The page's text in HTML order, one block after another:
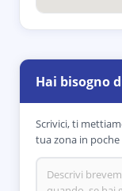
Hai bisogno
Scrivici, ti
tua zona in poche